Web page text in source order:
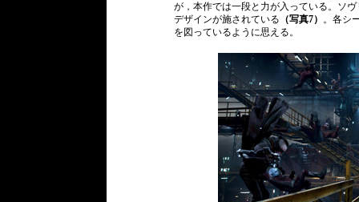
が，本作では一段と力が入っている。ソ
デザインが施されている （写真7） 。各シ
を図っているように思える。